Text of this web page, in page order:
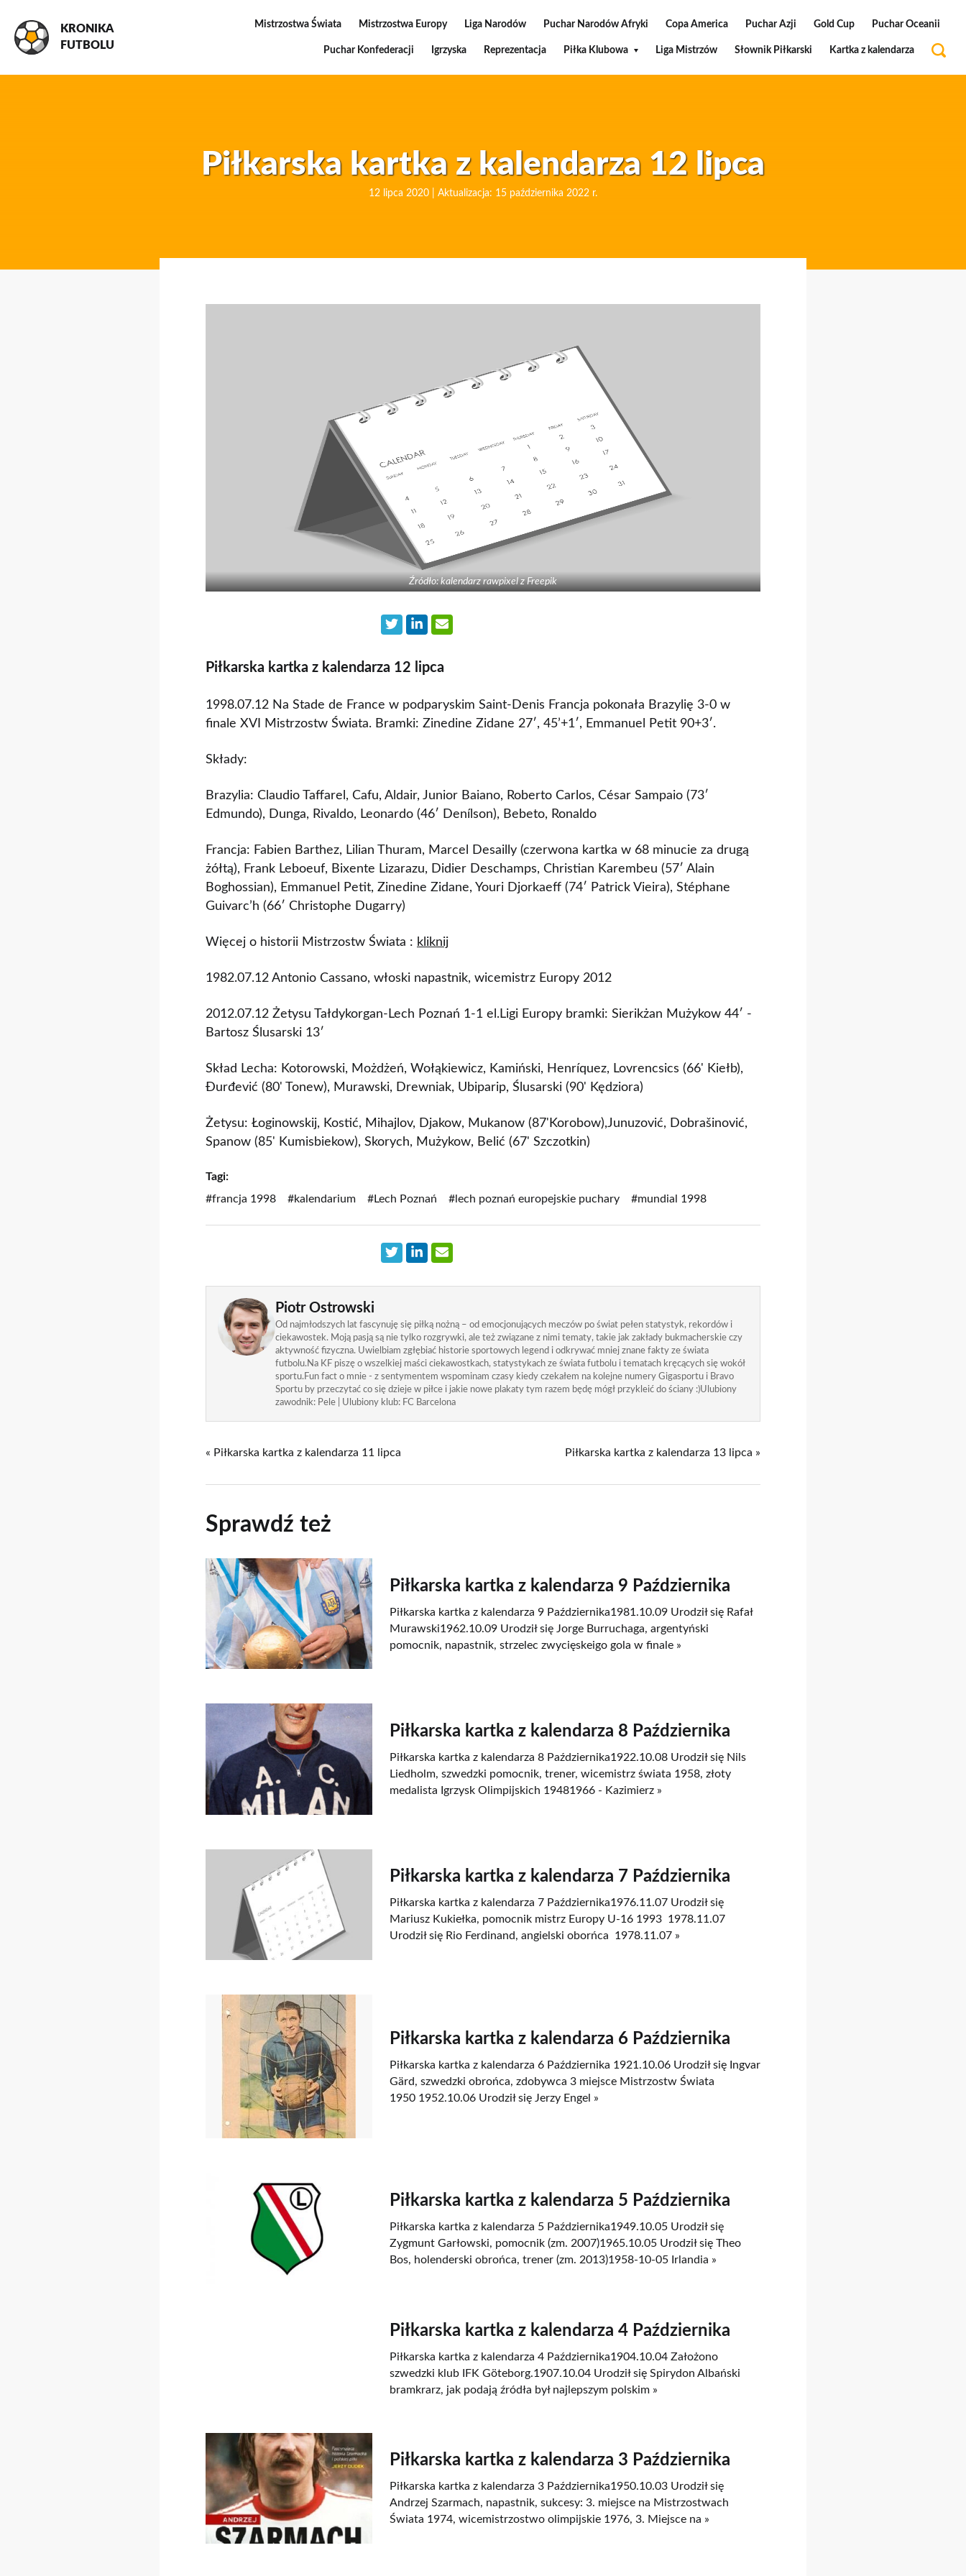
KRONIKA
FUTBOLU
Mistrzostwa Świata Mistrzostwa Europy Liga Narodów Puchar Narodów Afryki Copa America Puchar Azji Gold Cup Puchar Oceanii
Puchar Konfederacji Igrzyska Reprezentacja Piłka Klubowa Liga Mistrzów Słownik Piłkarski Kartka z kalendarza
Piłkarska kartka z kalendarza 12 lipca
12 lipca 2020 | Aktualizacja: 15 października 2022 r.
Źródło: kalendarz rawpixel z Freepik
Piłkarska kartka z kalendarza 12 lipca
1998.07.12 Na Stade de France w podparyskim Saint-Denis Francja pokonała Brazylię 3-0 w
finale XVI Mistrzostw Świata. Bramki: Zinedine Zidane 27′, 45’+1′, Emmanuel Petit 90+3′.
Składy:
Brazylia: Claudio Taffarel, Cafu, Aldair, Junior Baiano, Roberto Carlos, César Sampaio (73′
Edmundo), Dunga, Rivaldo, Leonardo (46′ Denílson), Bebeto, Ronaldo
Francja: Fabien Barthez, Lilian Thuram, Marcel Desailly (czerwona kartka w 68 minucie za drugą
żółtą), Frank Leboeuf, Bixente Lizarazu, Didier Deschamps, Christian Karembeu (57′ Alain
Boghossian), Emmanuel Petit, Zinedine Zidane, Youri Djorkaeff (74′ Patrick Vieira), Stéphane
Guivarc’h (66′ Christophe Dugarry)
Więcej o historii Mistrzostw Świata : kliknij
1982.07.12 Antonio Cassano, włoski napastnik, wicemistrz Europy 2012
2012.07.12 Żetysu Tałdykorgan-Lech Poznań 1-1 el.Ligi Europy bramki: Sierikżan Mużykow 44′ -
Bartosz Ślusarski 13′
Skład Lecha: Kotorowski, Możdżeń, Wołąkiewicz, Kamiński, Henríquez, Lovrencsics (66' Kiełb),
Đurđević (80' Tonew), Murawski, Drewniak, Ubiparip, Ślusarski (90' Kędziora)
Żetysu: Łoginowskij, Kostić, Mihajlov, Djakow, Mukanow (87'Korobow),Junuzović, Dobrašinović,
Spanow (85' Kumisbiekow), Skorych, Mużykow, Belić (67' Szczotkin)
Tagi:
#francja 1998
#kalendarium #Lech Poznań #lech poznań europejskie puchary #mundial 1998
Piotr Ostrowski
Od najmłodszych lat fascynuję się piłką nożną – od emocjonujących meczów po świat pełen statystyk, rekordów i
ciekawostek. Moją pasją są nie tylko rozgrywki, ale też związane z nimi tematy, takie jak zakłady bukmacherskie czy
aktywność fizyczna. Uwielbiam zgłębiać historie sportowych legend i odkrywać mniej znane fakty ze świata
futbolu.Na KF piszę o wszelkiej maści ciekawostkach, statystykach ze świata futbolu i tematach kręcących się wokół
sportu.Fun fact o mnie - z sentymentem wspominam czasy kiedy czekałem na kolejne numery Gigasportu i Bravo
Sportu by przeczytać co się dzieje w piłce i jakie nowe plakaty tym razem będę mógł przykleić do ściany :)Ulubiony
zawodnik: Pele | Ulubiony klub: FC Barcelona
« Piłkarska kartka z kalendarza 11 lipca Piłkarska kartka z kalendarza 13 lipca »
Sprawdź też
Piłkarska kartka z kalendarza 9 Października
Piłkarska kartka z kalendarza 9 Października1981.10.09 Urodził się Rafał
Murawski1962.10.09 Urodził się Jorge Burruchaga, argentyński
pomocnik, napastnik, strzelec zwycięskeigo gola w finale »
Piłkarska kartka z kalendarza 8 Października
Piłkarska kartka z kalendarza 8 Października1922.10.08 Urodził się Nils
Liedholm, szwedzki pomocnik, trener, wicemistrz świata 1958, złoty
medalista Igrzysk Olimpijskich 19481966 - Kazimierz »
Piłkarska kartka z kalendarza 7 Października
Piłkarska kartka z kalendarza 7 Października1976.11.07 Urodził się
Mariusz Kukiełka, pomocnik mistrz Europy U-16 1993 1978.11.07
Urodził się Rio Ferdinand, angielski oborńca 1978.11.07 »
Piłkarska kartka z kalendarza 6 Października
Piłkarska kartka z kalendarza 6 Października 1921.10.06 Urodził się Ingvar
Gärd, szwedzki obrońca, zdobywca 3 miejsce Mistrzostw Świata
1950 1952.10.06 Urodził się Jerzy Engel »
Piłkarska kartka z kalendarza 5 Października
Piłkarska kartka z kalendarza 5 Października1949.10.05 Urodził się
Zygmunt Garłowski, pomocnik (zm. 2007)1965.10.05 Urodził się Theo
Bos, holenderski obrońca, trener (zm. 2013)1958-10-05 Irlandia »
Piłkarska kartka z kalendarza 4 Października
Piłkarska kartka z kalendarza 4 Października1904.10.04 Założono
szwedzki klub IFK Göteborg.1907.10.04 Urodził się Spirydon Albański
bramkrarz, jak podają źródła był najlepszym polskim »
Piłkarska kartka z kalendarza 3 Października
Piłkarska kartka z kalendarza 3 Października1950.10.03 Urodził się
Andrzej Szarmach, napastnik, sukcesy: 3. miejsce na Mistrzostwach
Świata 1974, wicemistrzostwo olimpijskie 1976, 3. Miejsce na »